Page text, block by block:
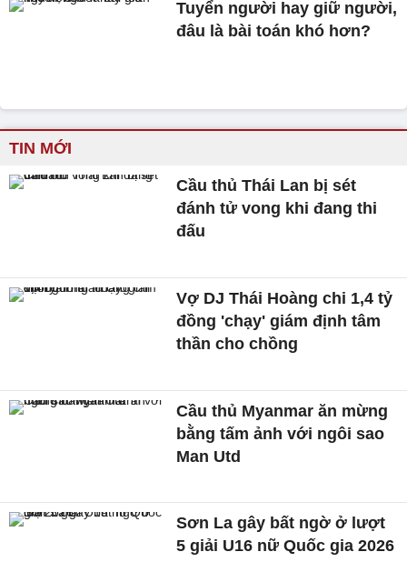
Tuyển người hay giữ người,
đâu là bài toán khó hơn?
TIN MỚI
Cầu thủ Thái Lan bị sét
đánh tử vong khi đang thi
đấu
Vợ DJ Thái Hoàng chi 1,4 tỷ
đồng 'chạy' giám định tâm
thần cho chồng
Cầu thủ Myanmar ăn mừng
bằng tấm ảnh với ngôi sao
Man Utd
Sơn La gây bất ngờ ở lượt
5 giải U16 nữ Quốc gia 2026